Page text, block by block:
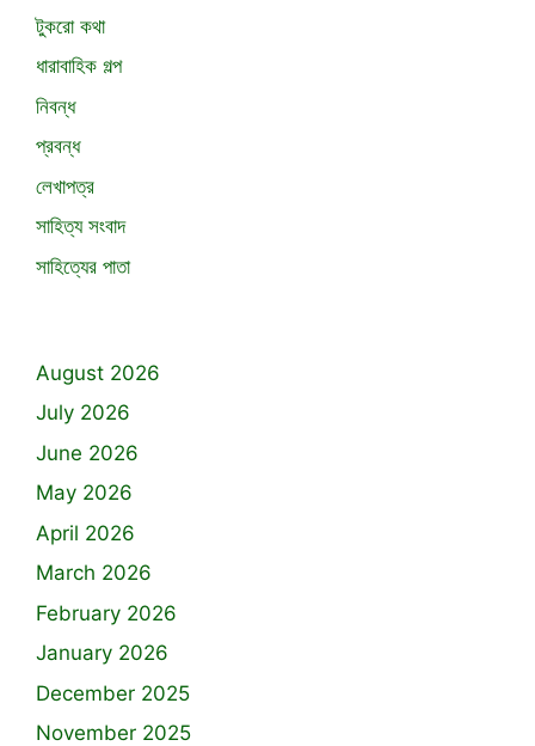
টুকরো কথা
ধারাবাহিক গল্প
নিবন্ধ
প্রবন্ধ
লেখাপত্র
সাহিত্য সংবাদ
সাহিত্যের পাতা
August 2026
July 2026
June 2026
May 2026
April 2026
March 2026
February 2026
January 2026
December 2025
November 2025